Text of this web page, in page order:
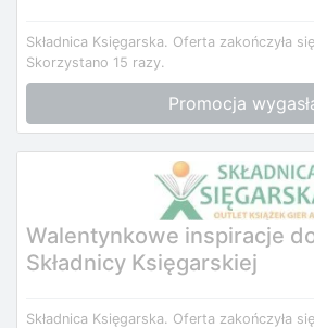
Składnica Księgarska. Oferta zakończyła
Skorzystano 15 razy.
Promocja
Walentynkowe inspiracje
Składnicy Księgarskiej
Składnica Księgarska. Oferta zakończyła